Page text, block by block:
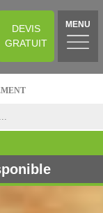
DEVIS
GRATUIT
MENU